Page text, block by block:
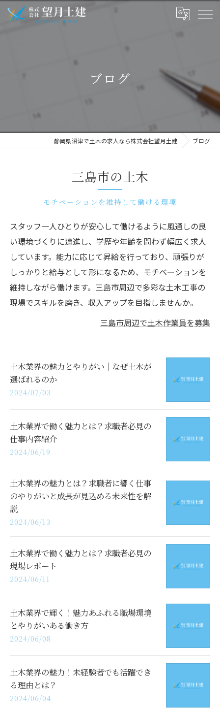
ブログ
静岡県沼津で土木の求人なら株式会社望月土建 ブログ
三島市の土木
モチベーションを維持して働ける環境
スタッフ一人ひとりが安心して働けるように風通しの良
い環境づくりに邁進し、学歴や年齢を問わず幅広く求人
しています。能力に応じて昇給を行っており、頑張りが
しっかりと給与として形になるため、モチベーションを
維持しながら働けます。三島市周辺で多彩な土木工事の
現場でスキルを磨き、収入アップを目指しませんか。
三島市周辺で土木作業員を募集
土木業界の魅力とやりがい｜なぜ土木が
選ばれるのか
2024/07/03
土木業界で働く魅力とは？求職者必見の
仕事内容紹介
2024/06/19
土木業界の魅力とは？求職者に響く仕事
のやりがいと成長が見込める未来性を解
説
2024/06/13
土木業界で働く魅力とは？求職者必見の
現場レポート
2024/06/11
土木業界で輝く！魅力あふれる職場環境
とやりがいある働き方
2024/06/08
土木業界の魅力！未経験者でも活躍でき
る理由とは？
2024/06/04